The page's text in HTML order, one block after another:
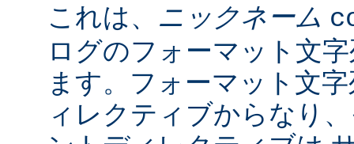
これは、 ニックネーム
ログのフォーマット文
ます。フォーマット文
ィレクティブからなり